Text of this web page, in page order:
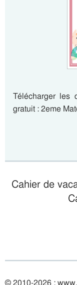
Télécharger les
gratuit : 2eme
Cahier de
© 2010-2026 :